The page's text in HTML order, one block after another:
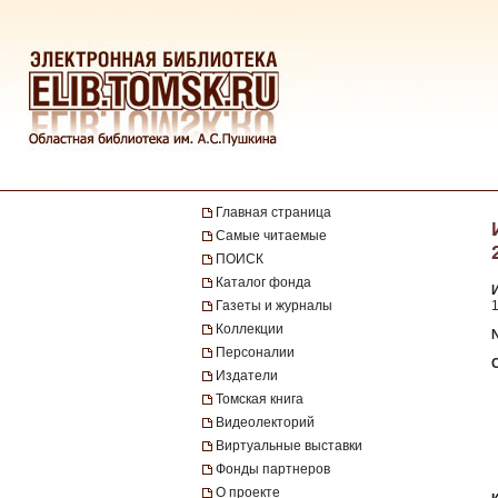
Главная страница
Самые читаемые
ПОИСК
Каталог фонда
Газеты и журналы
Коллекции
Персоналии
Издатели
Томская книга
Видеолекторий
Виртуальные выставки
Фонды партнеров
О проекте